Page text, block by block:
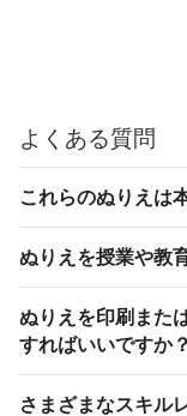
よくある質問
これらのぬりえは
ぬりえを授業や教
ぬりえを印刷また
すればいいですか？
さまざまなスキル